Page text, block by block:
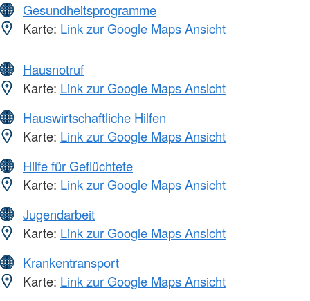
Gesundheitsprogramme
Karte: Link zur Google Maps Ansicht
Hausnotruf
Karte: Link zur Google Maps Ansicht
Hauswirtschaftliche Hilfen
Karte: Link zur Google Maps Ansicht
Hilfe für Geflüchtete
Karte: Link zur Google Maps Ansicht
Jugendarbeit
Karte: Link zur Google Maps Ansicht
Krankentransport
Karte: Link zur Google Maps Ansicht